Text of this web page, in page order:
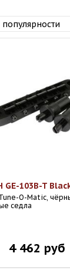
GE-103B-T
O-Matic,
седла
4 462 руб